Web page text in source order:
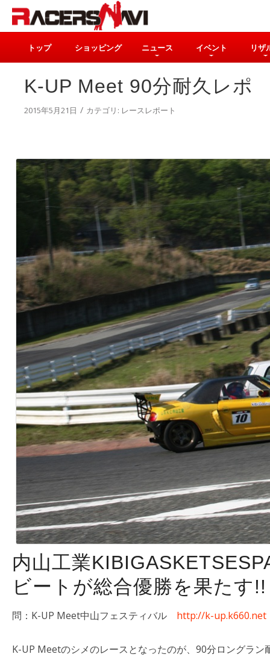
トップ ショッピング ニュース イベント リザ
K-UP Meet 90分耐久レポ
2015年5月21日 / カテゴリ: レースレポート
内山工業
ビートが総合優勝を果たす!!
問：K-UP Meet中山フェスティバル http://k-up.k660.net
K-UP Meetのシメのレースとなったのが、90分ロングラ